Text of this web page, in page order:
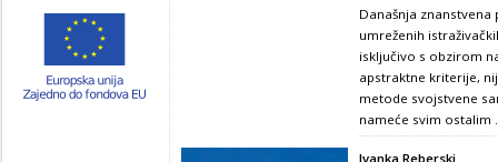
Današnja
umreženih
isključivo s obzirom
apstraktne kriterije,
metode svojstvene
nameće svim ostalim
Ivanka Reberski